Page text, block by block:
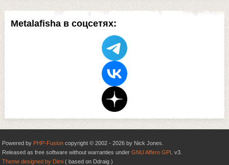
Metalafisha в соцсетях:
Powered by PHP-Fusion copyright © 2002 - 2026 by Nick Jones.
Released as free software without warranties under GNU Affero GPL v3.
Theme designed by Dimi ( based on Ddraig )